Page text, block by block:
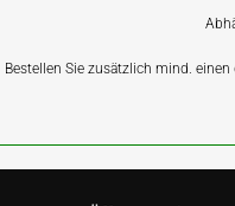
Bestellen Sie zusätzlich mind.